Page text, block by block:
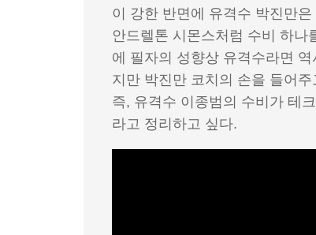
이 강한 반면에 유격수 박진만
안드렐톤 시몬스처럼 수비 하나
에 필자의 성향상 유격수라면
지만 박진만 코치의 손을 들어주
즉, 유격수 이종범의 수비가 테
라고 정리하고 싶다.